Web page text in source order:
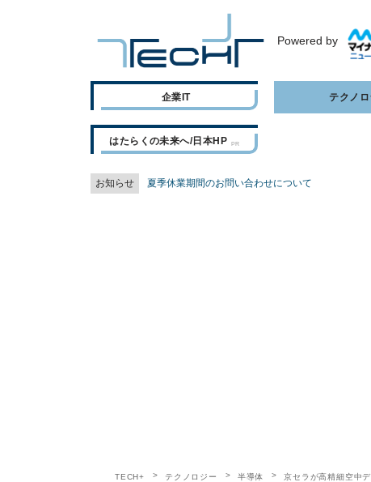
Powered by
企業IT テクノ
はたらくの未来へ/日本HP
お知らせ 夏季休業期間のお問い合わせについて
TECH+ テクノロジー 半導体 京セラが高精細空中